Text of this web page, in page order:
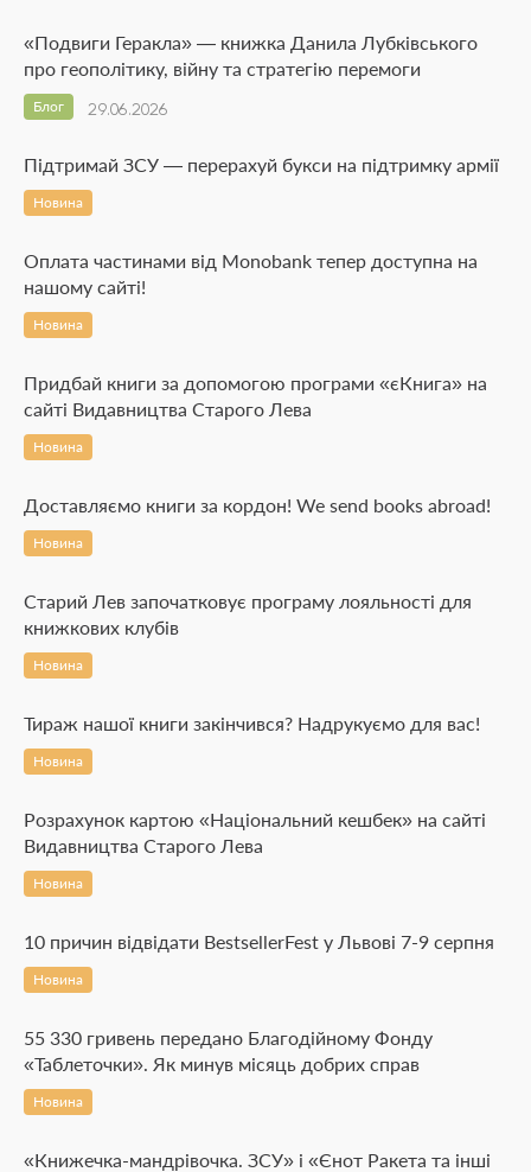
«Подвиги Геракла» — книжка Данила Лубківського
про геополітику, війну та стратегію перемоги
29.06.2026
Блог
Підтримай ЗСУ — перерахуй букси на підтримку армії
Новина
Оплата частинами від Monobank тепер доступна на
нашому сайті!
Новина
Придбай книги за допомогою програми «єКнига» на
сайті Видавництва Старого Лева
Новина
Доставляємо книги за кордон! We send books abroad!
Новина
Старий Лев започатковує програму лояльності для
книжкових клубів
Новина
Тираж нашої книги закінчився? Надрукуємо для вас!
Новина
Розрахунок картою «Національний кешбек» на сайті
Видавництва Старого Лева
Новина
10 причин відвідати BestsellerFest у Львові 7-9 серпня
Новина
55 330 гривень передано Благодійному Фонду
«Таблеточки». Як минув місяць добрих справ
Новина
«Книжечка-мандрівочка. ЗСУ» і «Єнот Ракета та інші